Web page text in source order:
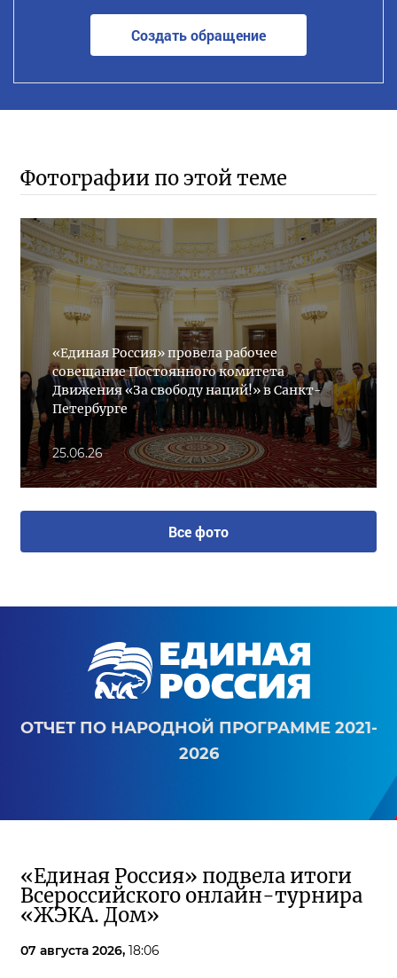
Создать обращение
Фотографии по этой теме
«Единая Россия» провела рабочее
совещание Постоянного комитета
Движения «За свободу наций!» в Санкт-
Петербурге
25.06.26
Все фото
ОТЧЕТ ПО НАРОДНОЙ ПРОГРАММЕ 2021-
2026
«Единая Россия» подвела итоги
Всероссийского онлайн-турнира
«ЖЭКА. Дом»
07 августа 2026, 18:06